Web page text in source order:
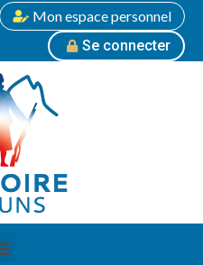
Mon espace personnel
Se connecter